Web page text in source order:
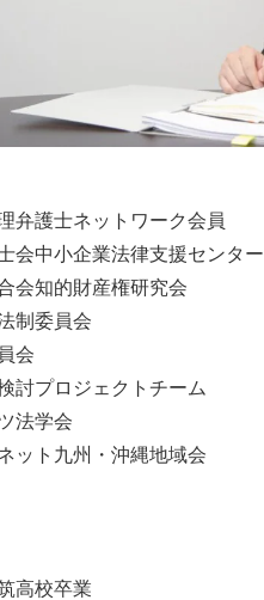
弁護士ネットワーク会員
会中小企業法律支援センター
会知的財産権研究会
制委員会
会
討プロジェクトチーム
法学会
ット九州・沖縄地域会
高校卒業